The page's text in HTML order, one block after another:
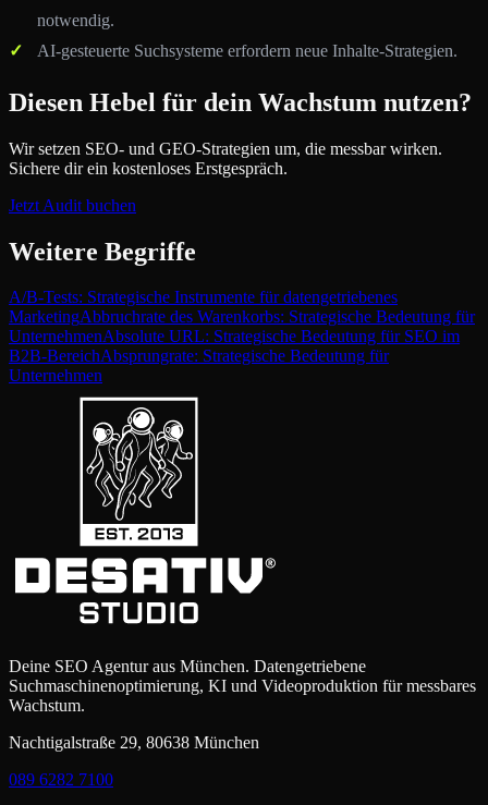
notwendig.
AI-gesteuerte Suchsysteme erfordern neue Inhalte-Strategien.
Diesen Hebel für dein Wachstum nutzen?
Wir setzen SEO- und GEO-Strategien um, die messbar wirken.
Sichere dir ein kostenloses Erstgespräch.
Jetzt Audit buchen
Weitere Begriffe
A/B-Tests: Strategische Instrumente für datengetriebenes
MarketingAbbruchrate des Warenkorbs: Strategische Bedeutung für
UnternehmenAbsolute URL: Strategische Bedeutung für SEO im
B2B-BereichAbsprungrate: Strategische Bedeutung für
Unternehmen
Deine SEO Agentur aus München. Datengetriebene
Suchmaschinenoptimierung, KI und Videoproduktion für messbares
Wachstum.
Nachtigalstraße 29, 80638 München
089 6282 7100